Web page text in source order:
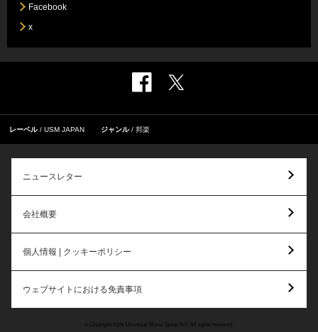
Facebook
x
レーベル USM JAPAN ジャンル 邦楽
ニュースレター
会社概要
個人情報 | クッキーポリシー
ウェブサイトにおける免責事項
© Copyright 2026 Universal Music Group N.V. All rights reserved.